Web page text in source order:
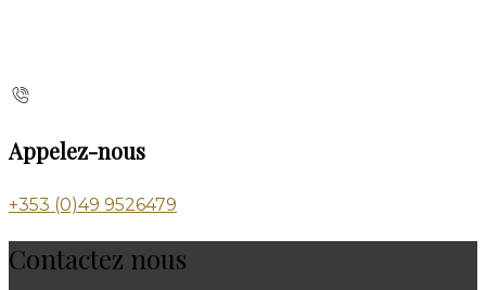
Appelez-nous
+353 (0)49 9526479
Contactez nous